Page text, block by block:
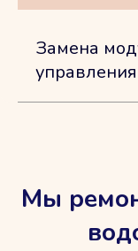
Замена
управления
Мы